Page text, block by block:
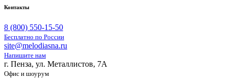
Контакты
8 (800) 550-15-50
Бесплатно по России
site@melodiasna.ru
Напишите нам
г. Пенза, ул. Металлистов, 7А
Офис и шоурум